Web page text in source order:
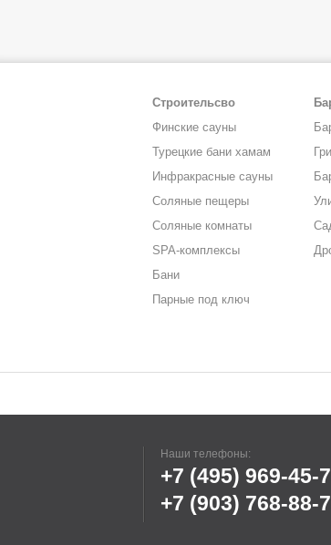
Строительсво
Финские сауны
Турецкие бани хамам
Инфракрасные сауны
Соляные пещеры
Соляные комнаты
SPA-комплексы
Бани
Парные под ключ
Наши телефоны:
+7 (495) 969-45-
+7 (903) 768-88-